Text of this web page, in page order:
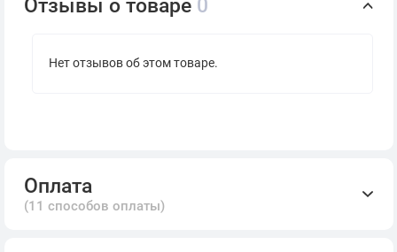
Отзывы о товаре 0
Нет отзывов об этом товаре.
Оплата
(11 способов оплаты)